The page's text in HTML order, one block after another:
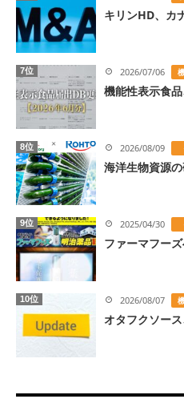
キリンHD、カ
7位 2026/07/06
機能性表示食
8位 2026/08/09
海洋生物資源
9位 2025/04/30
ファーマフー
10位 2026/08/07
オタフクソー